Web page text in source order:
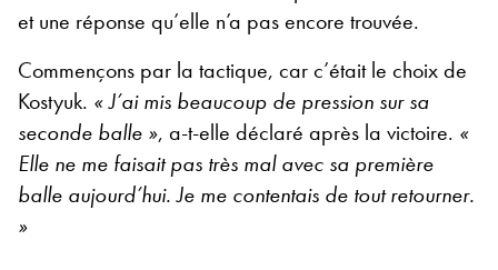
et une réponse qu’elle n’a pas encore trouvée.
Commençons par la tactique, car c’était le choix de
Kostyuk. « J’ai mis beaucoup de pression sur sa
seconde balle », a-t-elle déclaré après la victoire. «
Elle ne me faisait pas très mal avec sa première
balle aujourd’hui. Je me contentais de tout retourner.
»